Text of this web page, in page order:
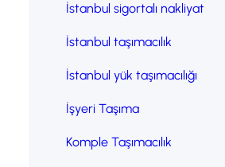
İstanbul sigortalı nakliyat
İstanbul taşımacılık
İstanbul yük taşımacılığı
İşyeri Taşıma
Komple Taşımacılık